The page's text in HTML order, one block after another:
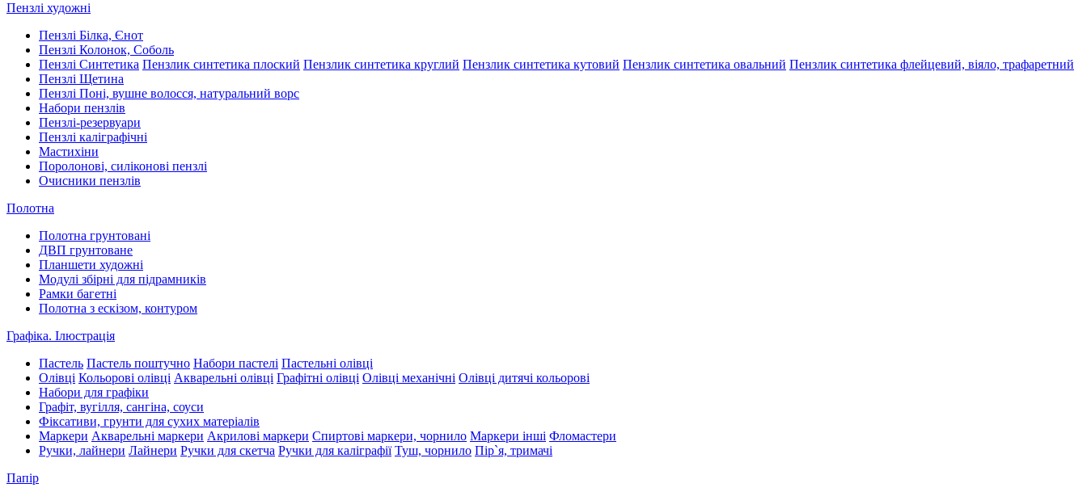
Пензлі художні
Пензлі Білка, Єнот
Пензлі Колонок, Соболь
Пензлі Синтетика Пензлик синтетика плоский Пензлик синтетика круглий Пензлик синтетика кутовий Пензлик синтетика овальний Пензлик синтетика флейцевий, віяло, трафаретний
Пензлі Щетина
Пензлі Поні, вушне волосся, натуральний ворс
Набори пензлів
Пензлі-резервуари
Пензлі каліграфічні
Мастихіни
Поролонові, силіконові пензлі
Очисники пензлів
Полотна
Полотна грунтовані
ДВП грунтоване
Планшети художні
Модулі збірні для підрамників
Рамки багетні
Полотна з ескізом, контуром
Графіка. Ілюстрація
Пастель Пастель поштучно Набори пастелі Пастельні олівці
Олівці Кольорові олівці Акварельні олівці Графітні олівці Олівці механічні Олівці дитячі кольорові
Набори для графіки
Графіт, вугілля, сангіна, соуси
Фіксативи, грунти для сухих матеріалів
Маркери Акварельні маркери Акрилові маркери Спиртові маркери, чорнило Маркери інші Фломастери
Ручки, лайнери Лайнери Ручки для скетча Ручки для каліграфії Туш, чорнило Пір`я, тримачі
Папір